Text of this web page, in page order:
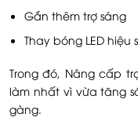
Gắn thêm trợ sáng
Thay bóng LED hiệu
Trong đó, Nâng cấp
làm nhất vì vừa tăng
gàng.